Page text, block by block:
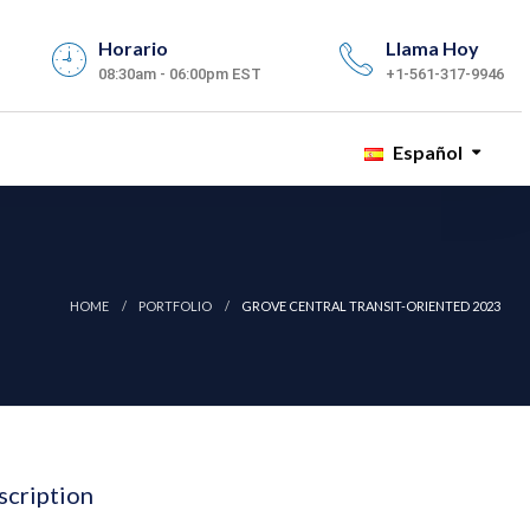
Horario
08:30am - 06:00pm EST
Llama Hoy
+1-561-317-9946
Español
HOME PORTFOLIO GROVE CENTRAL TRANSIT-ORIENTED 2023